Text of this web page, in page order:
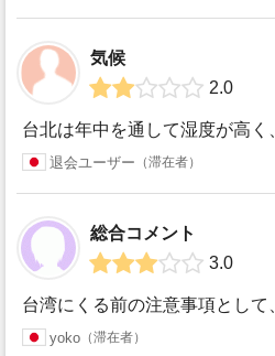
気候
2.0
退会ユーザー 滞在者
総合コメント
3.0
yoko 滞在者